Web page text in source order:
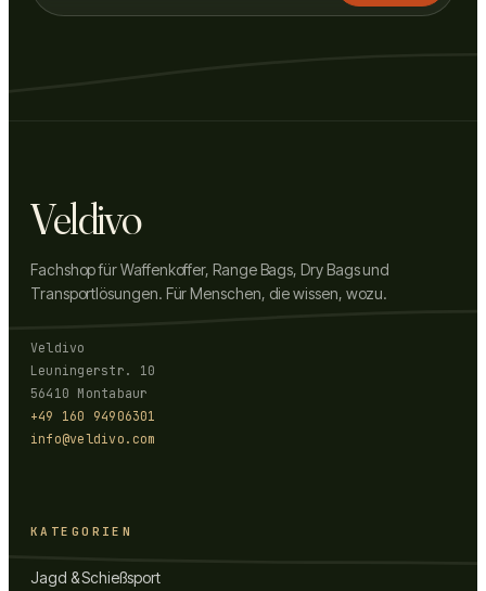
Veldivo
Fachshop für Waffenkoffer, Range Bags, Dry Bags und
Transportlösungen. Für Menschen, die wissen, wozu.
Veldivo
Leuningerstr. 10
56410 Montabaur
+49 160 94906301
info@veldivo.com
KATEGORIEN
Jagd & Schießsport